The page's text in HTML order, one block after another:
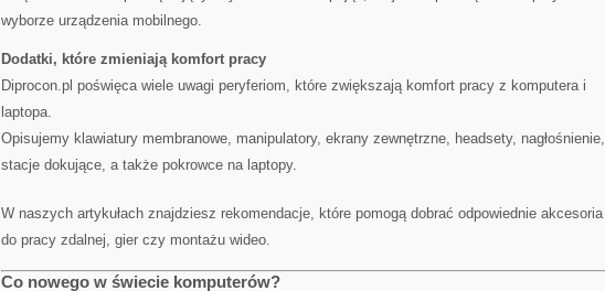
wyborze urządzenia mobilnego.
Dodatki, które zmieniają komfort pracy
Diprocon.pl poświęca wiele uwagi peryferiom, które zwiększają komfort pracy z komputera i
laptopa.
Opisujemy klawiatury membranowe, manipulatory, ekrany zewnętrzne, headsety, nagłośnienie,
stacje dokujące, a także pokrowce na laptopy.
W naszych artykułach znajdziesz rekomendacje, które pomogą dobrać odpowiednie akcesoria
do pracy zdalnej, gier czy montażu wideo.
Co nowego w świecie komputerów?